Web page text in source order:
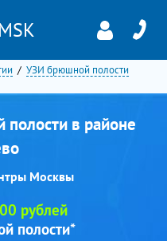
УЗИ брюшной полости
в районе
Москвы
рублей
полости*